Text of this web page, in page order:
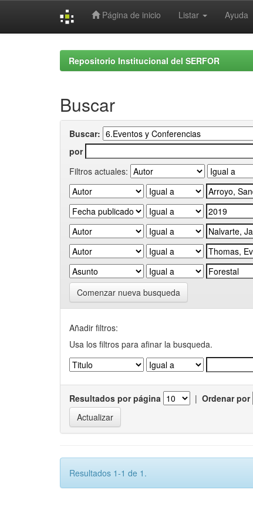
Página de inicio Listar Ayuda
Repositorio Institucional del SERFOR
Buscar
Buscar:
por
Filtros actuales:
Comenzar nueva busqueda
Añadir filtros:
Usa los filtros para afinar la busqueda.
Resultados por página | Ordenar por
Resultados 1-1 de 1.